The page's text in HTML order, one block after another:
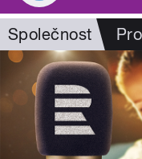
Společnost